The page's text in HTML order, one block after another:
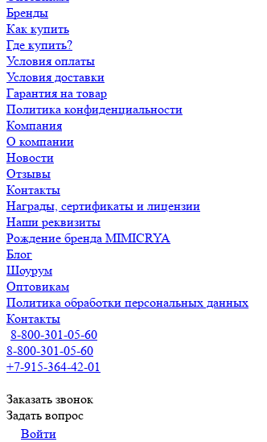
Бренды
Как купить
Где купить?
Условия оплаты
Условия доставки
Гарантия на товар
Политика конфиденциальности
Компания
О компании
Новости
Отзывы
Контакты
Награды, сертификаты и лицензии
Наши реквизиты
Рождение бренда MIMICRYA
Блог
Шоурум
Оптовикам
Политика обработки персональных данных
Контакты
8-800-301-05-60
8-800-301-05-60
+7-915-364-42-01
Заказать звонок
Задать вопрос
Войти